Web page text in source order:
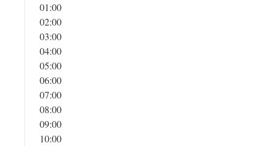
01:00
02:00
03:00
04:00
05:00
06:00
07:00
08:00
09:00
10:00